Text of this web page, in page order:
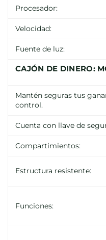
Procesador:
Velocidad:
Fuente de luz:
CAJÓN DE DINERO:
Mantén seguras tus
control.
Cuenta con llave de
Compartimientos:
Estructura resistente:
Funciones: